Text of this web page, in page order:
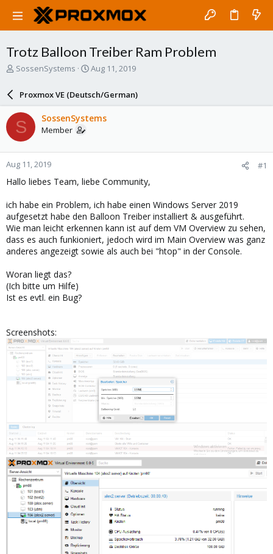
Trotz Balloon Treiber Ram Problem
T
a
d
s
t
a
r
t
e
SossenSystems
S
r
d
e
Aug 11, 2019
Proxmox VE (Deutsch/German)
S SossenSystems
Member
Aug 11, 2019 #1
Hallo liebes Team, liebe Community,
ich habe ein Problem, ich habe einen Windows Server 2019
aufgesetzt habe den Balloon Treiber installiert & ausgeführt.
Wie man leicht erkennen kann ist auf dem VM Overview zu sehen,
dass es auch funkioniert, jedoch wird im Main Overview was ganz
anderes angezeigt sowie als auch bei "htop" in der Console.
Woran liegt das?
(Ich bitte um Hilfe)
Ist es evtl. ein Bug?
Screenshots: